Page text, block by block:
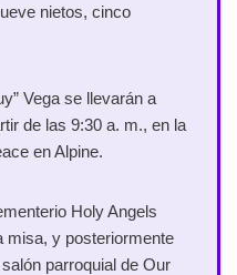
nietos, cinco
Vega se llevarán a
de las 9:30 a. m., en la
en Alpine.
Holy Angels
misa, y posteriormente
parroquial de Our